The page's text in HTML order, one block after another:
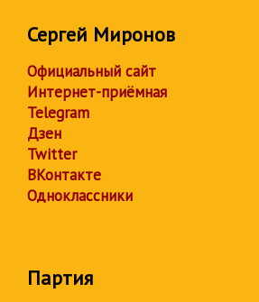
Сергей Миронов
Официальный сайт
Интернет-приёмная
Telegram
Дзен
Twitter
ВКонтакте
Одноклассники
Партия